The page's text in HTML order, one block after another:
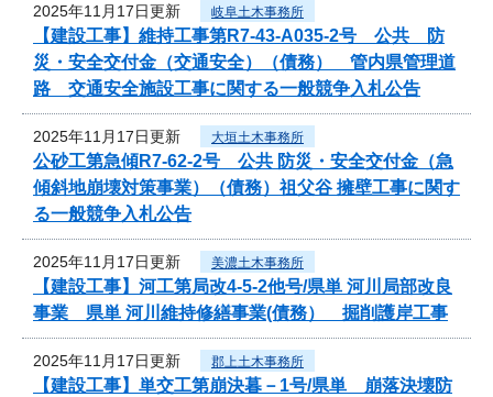
2025年11月17日更新 岐阜土木事務所
【建設工事】維持工事第R7-43-A035-2号 公共 防
災・安全交付金（交通安全）（債務） 管内県管理道
路 交通安全施設工事に関する一般競争入札公告
2025年11月17日更新 大垣土木事務所
公砂工第急傾R7-62-2号 公共 防災・安全交付金（急
傾斜地崩壊対策事業）（債務）祖父谷 擁壁工事に関す
る一般競争入札公告
2025年11月17日更新 美濃土木事務所
【建設工事】河工第局改4-5-2他号/県単 河川局部改良
事業 県単 河川維持修繕事業(債務） 掘削護岸工事
2025年11月17日更新 郡上土木事務所
【建設工事】単交工第崩決暮－1号/県単 崩落決壊防